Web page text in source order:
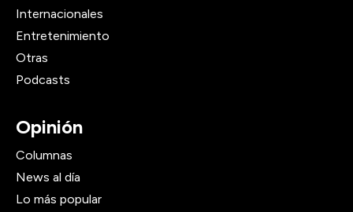
Internacionales
Entretenimiento
Otras
Podcasts
Opinión
Columnas
News al día
Lo más popular